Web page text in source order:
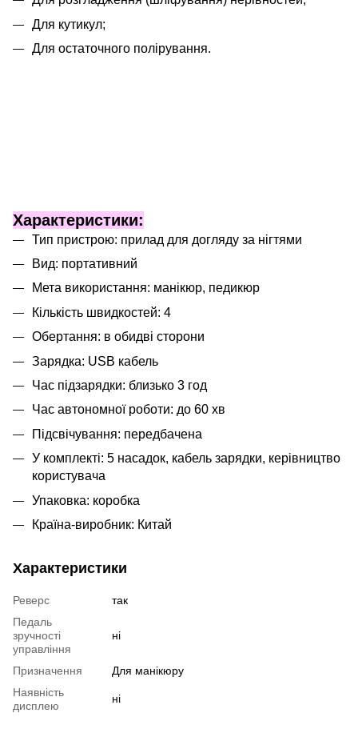
Для кутикул;
Для остаточного полірування.
Характеристики:
Тип пристрою: прилад для догляду за нігтями
Вид: портативний
Мета використання: манікюр, педикюр
Кількість швидкостей: 4
Обертання: в обидві сторони
Зарядка: USB кабель
Час підзарядки: близько 3 год
Час автономної роботи: до 60 хв
Підсвічування: передбачена
У комплекті: 5 насадок, кабель зарядки, керівництво
користувача
Упаковка: коробка
Країна-виробник: Китай
Характеристики
Реверс
так
Педаль
зручності
управління
ні
Призначення
Для манікюру
Наявність
дисплею
ні